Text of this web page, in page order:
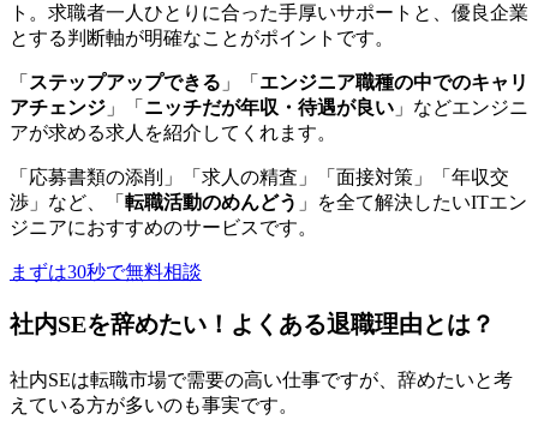
ト。求職者一人ひとりに合った手厚いサポートと、優良企業
とする判断軸が明確なことがポイントです。
「 ステップアップできる 」「 エンジニア職種の中でのキャリ
アチェンジ 」「 ニッチだが年収・待遇が良い 」などエンジニ
アが求める求人を紹介してくれます。
「応募書類の添削」「求人の精査」「面接対策」「年収交
渉」など、
「 転職活動のめんどう 」を全て解決したいITエン
ジニアにおすすめのサービスです。
まずは30秒で無料相談
社内SEを辞めたい！よくある退職理由とは？
社内SEは転職市場で需要の高い仕事ですが、辞めたいと考
えている方が多いのも事実です。